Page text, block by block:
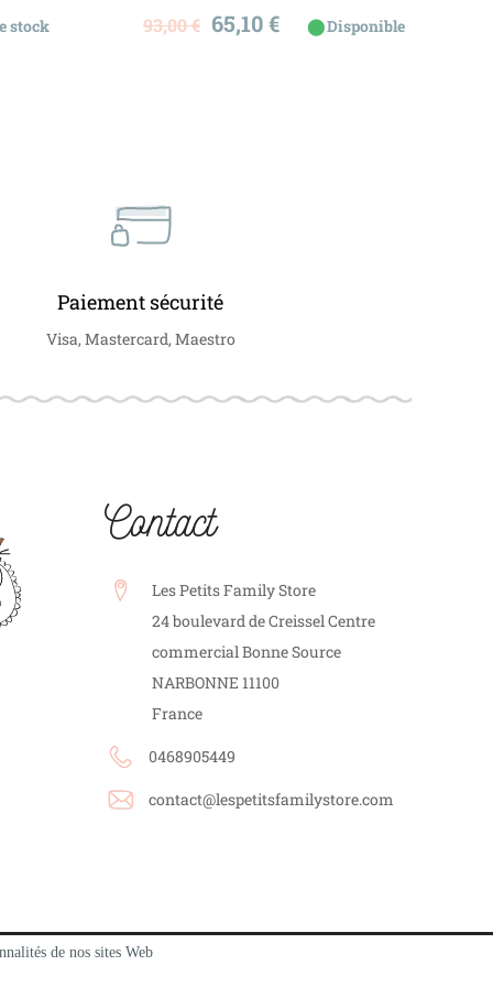
de nos sites Web
stock Prix
de
93,00 € Prix
65,10 € ⬤Disponible
Paiement sécurité
Visa, Mastercard, Maestro
Contact
Les Petits Family Store
24 boulevard de Creissel Centre
commercial Bonne Source
NARBONNE 11100
France
0468905449
contact@lespetitsfamilystore.com